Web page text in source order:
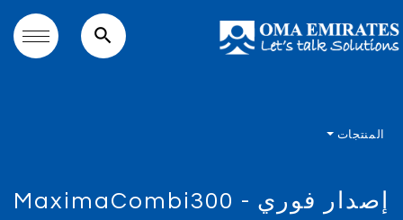
search
المنتجات
إصدار فوري - MaximaCombi300